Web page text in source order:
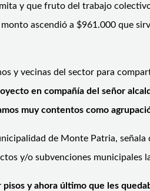
y que fruto del trabajo
ascendió a $961.000 que
y vecinas del sector para
en compañía del señor
muy contentos como
de Monte Patria,
y/o subvenciones municipales
y ahora último que les